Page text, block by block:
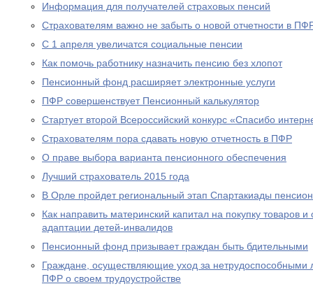
Информация для получателей страховых пенсий
Страхователям важно не забыть о новой отчетности в
С 1 апреля увеличатся социальные пенсии
Как помочь работнику назначить пенсию без хлопот
Пенсионный фонд расширяет электронные услуги
ПФР совершенствует Пенсионный калькулятор
Стартует второй Всероссийский конкурс «Спасибо
Страхователям пора сдавать новую отчетность в ПФР
О праве выбора варианта пенсионного обеспечения
Лучший страхователь 2015 года
В Орле пройдет региональный этап Спартакиады
Как направить материнский капитал на покупку товаров
адаптации детей-инвалидов
Пенсионный фонд призывает граждан быть бдительными
Граждане, осуществляющие уход за
ПФР о своем трудоустройстве